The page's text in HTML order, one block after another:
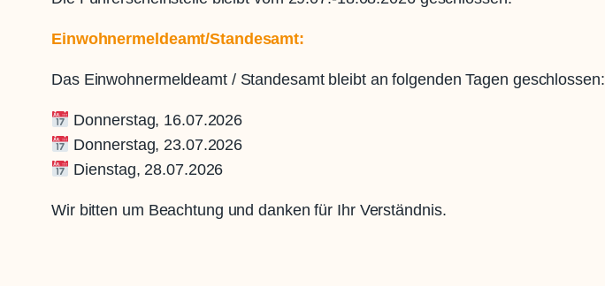
Einwohnermeldeamt/Standesamt:
Das Einwohnermeldeamt / Standesamt bleibt an folgenden Tagen geschlossen:
Donnerstag, 16.07.2026
Donnerstag, 23.07.2026
Dienstag, 28.07.2026
Wir bitten um Beachtung und danken für Ihr Verständnis.